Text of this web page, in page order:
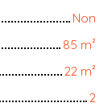
Non
85 m²
22 m²
2